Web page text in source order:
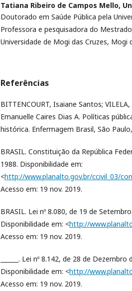
Tatiana Ribeiro de Campos Mello,
Doutorado em Saúde Pública pela
Professora e pesquisadora do
Universidade de Mogi das Cruzes, Mogi
Referências
BITTENCOURT, Isaiane Santos;
Emanuelle Caires Dias A. Políticas
histórica. Enfermagem Brasil, São
BRASIL. Constituição da República
1988. Disponibilidade em:
<http://www.planalto.gov.br/ccivil_03/
Acesso em: 19 nov. 2019.
BRASIL. Lei nº 8.080, de 19 de
Disponibilidade em: <http://
Acesso em: 19 nov. 2019.
______. Lei nº 8.142, de 28 de
Disponibilidade em: <http://
Acesso em: 19 nov. 2019.